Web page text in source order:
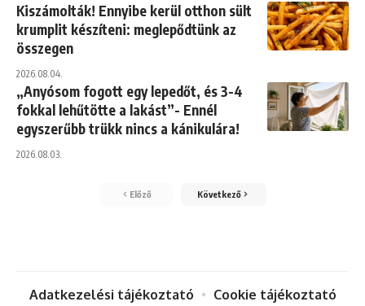
Kiszámolták! Ennyibe kerül otthon sült
krumplit készíteni: meglepődtünk az
összegen
2026.08.04.
„Anyósom fogott egy lepedőt, és 3-4
fokkal lehűtötte a lakást”- Ennél
egyszerűbb trükk nincs a kánikulára!
2026.08.03.
Előző Következő
Adatkezelési tájékoztató Cookie tájékoztató